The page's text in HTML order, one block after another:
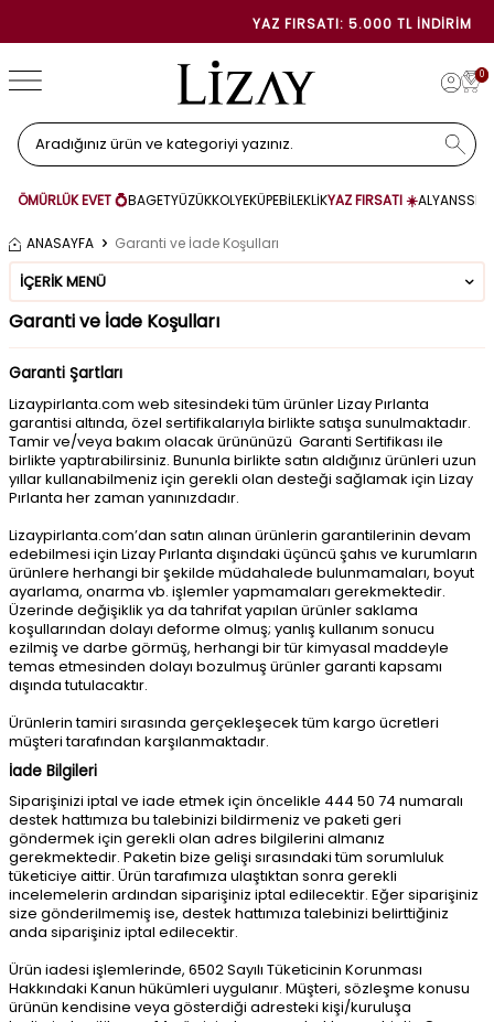
YAZ FIRSATI: 5.000 TL İNDIRIM
0
ÖMÜRLÜK EVET 💍BAGETYÜZÜKKOLYEKÜPEBİLEKLİKYAZ FIRSATI ☀️ALYANS
ANASAYFA Garanti ve İade Koşulları
İÇERIK MENÜ
Garanti ve İade Koşulları
Garanti Şartları
Lizaypirlanta.com web sitesindeki tüm ürünler Lizay Pırlanta
garantisi altında, özel sertifikalarıyla birlikte satışa sunulmaktadır.
Tamir ve/veya bakım olacak ürününüzü Garanti Sertifikası ile
birlikte yaptırabilirsiniz. Bununla birlikte satın aldığınız ürünleri uzun
yıllar kullanabilmeniz için gerekli olan desteği sağlamak için Lizay
Pırlanta her zaman yanınızdadır.
Lizaypirlanta.com’dan satın alınan ürünlerin garantilerinin devam
edebilmesi için Lizay Pırlanta dışındaki üçüncü şahıs ve kurumların
ürünlere herhangi bir şekilde müdahalede bulunmamaları, boyut
ayarlama, onarma vb. işlemler yapmamaları gerekmektedir.
Üzerinde değişiklik ya da tahrifat yapılan ürünler saklama
koşullarından dolayı deforme olmuş; yanlış kullanım sonucu
ezilmiş ve darbe görmüş, herhangi bir tür kimyasal maddeyle
temas etmesinden dolayı bozulmuş ürünler garanti kapsamı
dışında tutulacaktır.
Ürünlerin tamiri sırasında gerçekleşecek tüm kargo ücretleri
müşteri tarafından karşılanmaktadır.
İade Bilgileri
Siparişinizi iptal ve iade etmek için öncelikle 444 50 74 numaralı
destek hattımıza bu talebinizi bildirmeniz ve paketi geri
göndermek için gerekli olan adres bilgilerini almanız
gerekmektedir. Paketin bize gelişi sırasındaki tüm sorumluluk
tüketiciye aittir. Ürün tarafımıza ulaştıktan sonra gerekli
incelemelerin ardından siparişiniz iptal edilecektir. Eğer siparişiniz
size gönderilmemiş ise, destek hattımıza talebinizi belirttiğiniz
anda siparişiniz iptal edilecektir.
Ürün iadesi işlemlerinde, 6502 Sayılı Tüketicinin Korunması
Hakkındaki Kanun hükümleri uygulanır. Müşteri, sözleşme konusu
ürünün kendisine veya gösterdiği adresteki kişi/kuruluşa